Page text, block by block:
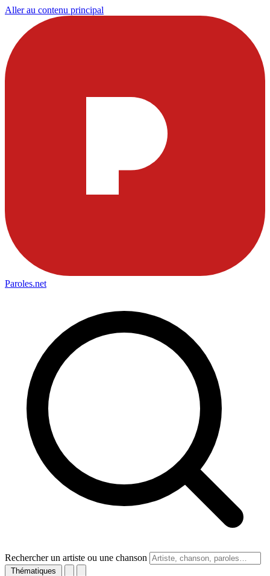
Aller au contenu principal
Paroles.net
Rechercher un artiste ou une chanson
Thématiques